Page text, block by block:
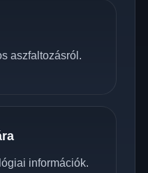
aszfaltozásról.
információk.